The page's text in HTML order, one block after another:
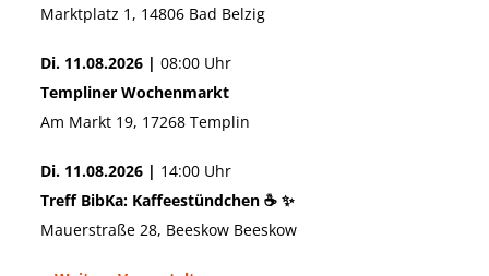
Marktplatz 1, 14806 Bad Belzig
Di. 11.08.2026 |08:00 Uhr
Templiner Wochenmarkt
Am Markt 19, 17268 Templin
Di. 11.08.2026 | 14:00 Uhr
Treff BibKa: Kaffeestündchen ☕ ✨
Mauerstraße 28, Beeskow Beeskow